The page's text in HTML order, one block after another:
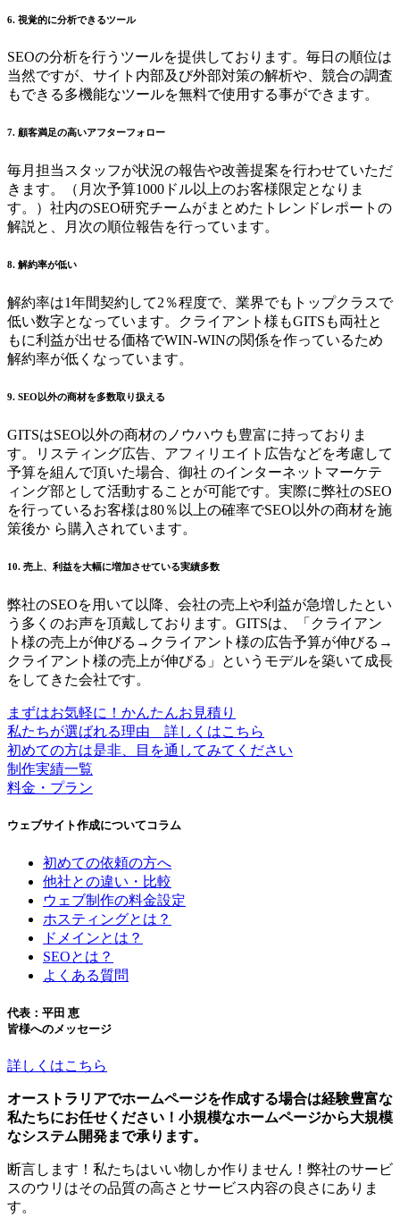
6. 視覚的に分析できるツール
SEOの分析を行うツールを提供しております。毎日の順位は
当然ですが、サイト内部及び外部対策の解析や、競合の調査
もできる多機能なツールを無料で使用する事ができます。
7. 顧客満足の高いアフターフォロー
毎月担当スタッフが状況の報告や改善提案を行わせていただ
きます。（月次予算1000ドル以上のお客様限定となりま
す。）社内のSEO研究チームがまとめたトレンドレポートの
解説と、月次の順位報告を行っています。
8. 解約率が低い
解約率は1年間契約して2％程度で、業界でもトップクラスで
低い数字となっています。クライアント様もGITSも両社と
もに利益が出せる価格でWIN-WINの関係を作っているため
解約率が低くなっています。
9. SEO以外の商材を多数取り扱える
GITSはSEO以外の商材のノウハウも豊富に持っておりま
す。リスティング広告、アフィリエイト広告などを考慮して
予算を組んで頂いた場合、御社 のインターネットマーケテ
ィング部として活動することが可能です。実際に弊社のSEO
を行っているお客様は80％以上の確率でSEO以外の商材を施
策後か ら購入されています。
10. 売上、利益を大幅に増加させている実績多数
弊社のSEOを用いて以降、会社の売上や利益が急増したとい
う多くのお声を頂戴しております。GITSは、「クライアン
ト様の売上が伸びる→クライアント様の広告予算が伸びる→
クライアント様の売上が伸びる」というモデルを築いて成長
をしてきた会社です。
まずはお気軽に！かんたんお見積り
私たちが選ばれる理由 詳しくはこちら
初めての方は是非、目を通してみてください
制作実績一覧
料金・プラン
ウェブサイト作成についてコラム
初めての依頼の方へ
他社との違い・比較
ウェブ制作の料金設定
ホスティングとは？
ドメインとは？
SEOとは？
よくある質問
代表：平田 恵
皆様へのメッセージ
詳しくはこちら
オーストラリアでホームページを作成する場合は経験豊富な
私たちにお任せください！小規模なホームページから大規模
なシステム開発まで承ります。
断言します！私たちはいい物しか作りません！弊社のサービ
スのウリはその品質の高さとサービス内容の良さにありま
す。